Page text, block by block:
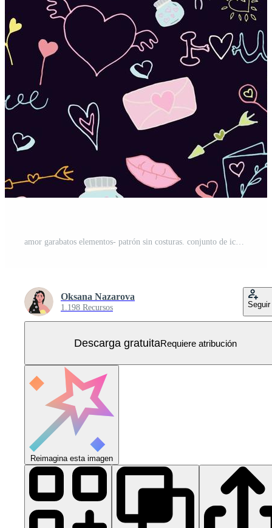
amor garabatos elementos- patrón sin costuras. conjunto de iconos dibujados a mano con corazones, letras, bebidas, burbujas, nubes, flechas, ramas, alas. ilustración vectorial Vector Gratis
Oksana Nazarova
1.198 Recursos Seguir
Descarga gratuitaRequiere atribución
Reimagina esta imagen